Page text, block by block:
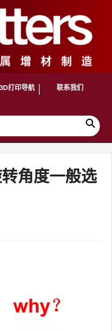
3D打印导航 联系我们
角度一般选